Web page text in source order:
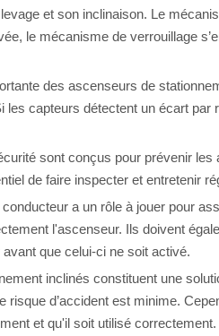
et son inclinaison. Le
le mécanisme de verrouillage
des ascenseurs de
capteurs détectent un écart
sont conçus pour prévenir
de faire inspecter et entretenir
a un rôle à jouer pour
l'ascenseur. Ils doivent
que celui-ci ne soit activé.
inclinés constituent une
risque d’accident est minime.
et qu'il soit utilisé